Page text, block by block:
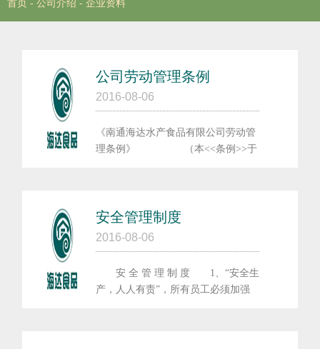
人才招聘
Process
首页 - 公司介绍 - 企业资料
公司劳动管理条例
2016-08-06
《南通海达水产食品有限公司劳动管
理条例》 （本<<条例>>于
安全管理制度
2016-08-06
安 全 管 理 制 度 1、“安全生
产，人人有责”，所有员工必须加强